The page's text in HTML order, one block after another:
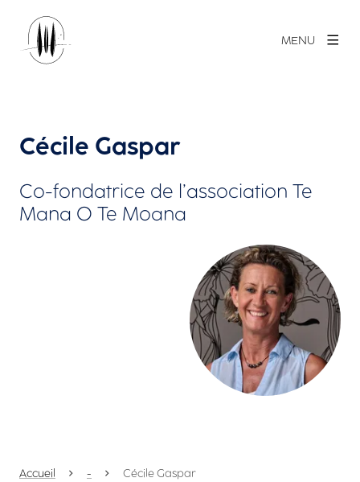
MENU
Cécile Gaspar
Co-fondatrice de l’association Te
Mana O Te Moana
Agrandir
Accueil - Cécile Gaspar